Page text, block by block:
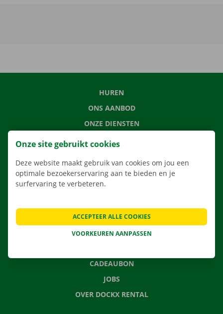
HUREN
ONS AANBOD
ONZE DIENSTEN
LOCATIES
VERHUISOPLOSSINGEN
CONTACTEER ONS
VEELGESTELDE VRAGEN
CADEAUBON
JOBS
OVER DOCKX RENTAL
Onze site gebruikt cookies
Deze website maakt gebruik van cookies om jou een
optimale bezoekerservaring aan te bieden en je
surfervaring te verbeteren.
VOORKEUREN AANPASSEN
ACCEPTEER ALLE COOKIES